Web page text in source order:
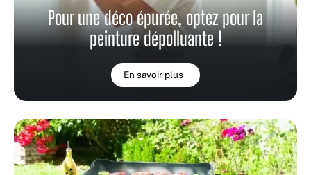
Pour une déco épurée, optez pour la
peinture dépolluante !
En savoir plus